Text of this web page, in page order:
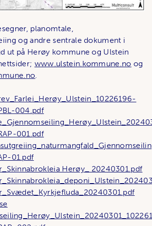
planomtale,
og andre sentrale dokument i
ut på Herøy kommune og Ulstein
www.ulstein.kommune.no og
004.pdf
001.pdf
01.pdf
Herøy_ 20240301.pdf